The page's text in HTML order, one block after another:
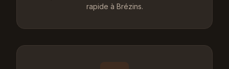
rapide à Brézins.